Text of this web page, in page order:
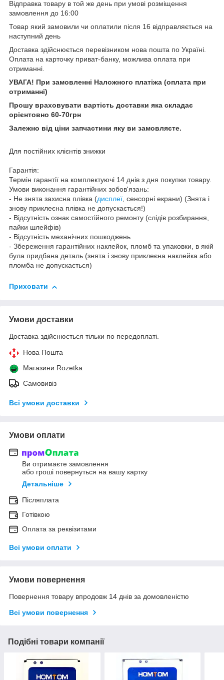
Відправка товару в той же день при умові розміщення
замовлення до 16:00
Товар який замовили чи оплатили після 16 відправляється на
наступний день
Доставка здійснюється перевізником нова пошта по Україні.
Оплата на карточку приват-банку, можлива оплата при
отриманні.
УВАГА! При замовленні Наложного платіжа (оплата при
отриманні)
Прошу враховувати вартість доставки яка складає
орієнтовно 60-70грн
Залежно від ціни запчастини яку ви замовляєте.
Для постійних клієнтів знижки
Гарантія:
Термін гарантії на комплектуючі 14 днів з дня покупки товару.
Умови виконання гарантійних зобов'язань:
- Не знята захисна плівка (дисплеї, сенсорні екрани) (Знята і
знову приклеєна плівка не допускається!)
- Відсутність ознак самостійного ремонту (слідів розбирання,
пайки шлейфів)
- Відсутність механічних пошкоджень
- Збереження гарантійних наклейок, пломб та упаковки, в якій
була придбана деталь (знята і знову приклеєна наклейка або
пломба не допускається)
Приховати
Умови доставки
Доставка здійснюється тільки по передоплаті.
Нова Пошта
Магазини Rozetka
Самовивіз
Всі умови доставки
Умови оплати
Ви отримаєте замовлення
або гроші повернуться на вашу картку
Детальніше
Післяплата
Готівкою
Оплата за реквізитами
Всі умови оплати
Умови повернення
Повернення товару впродовж 14 днів за домовленістю
Всі умови повернення
Подібні товари компанії